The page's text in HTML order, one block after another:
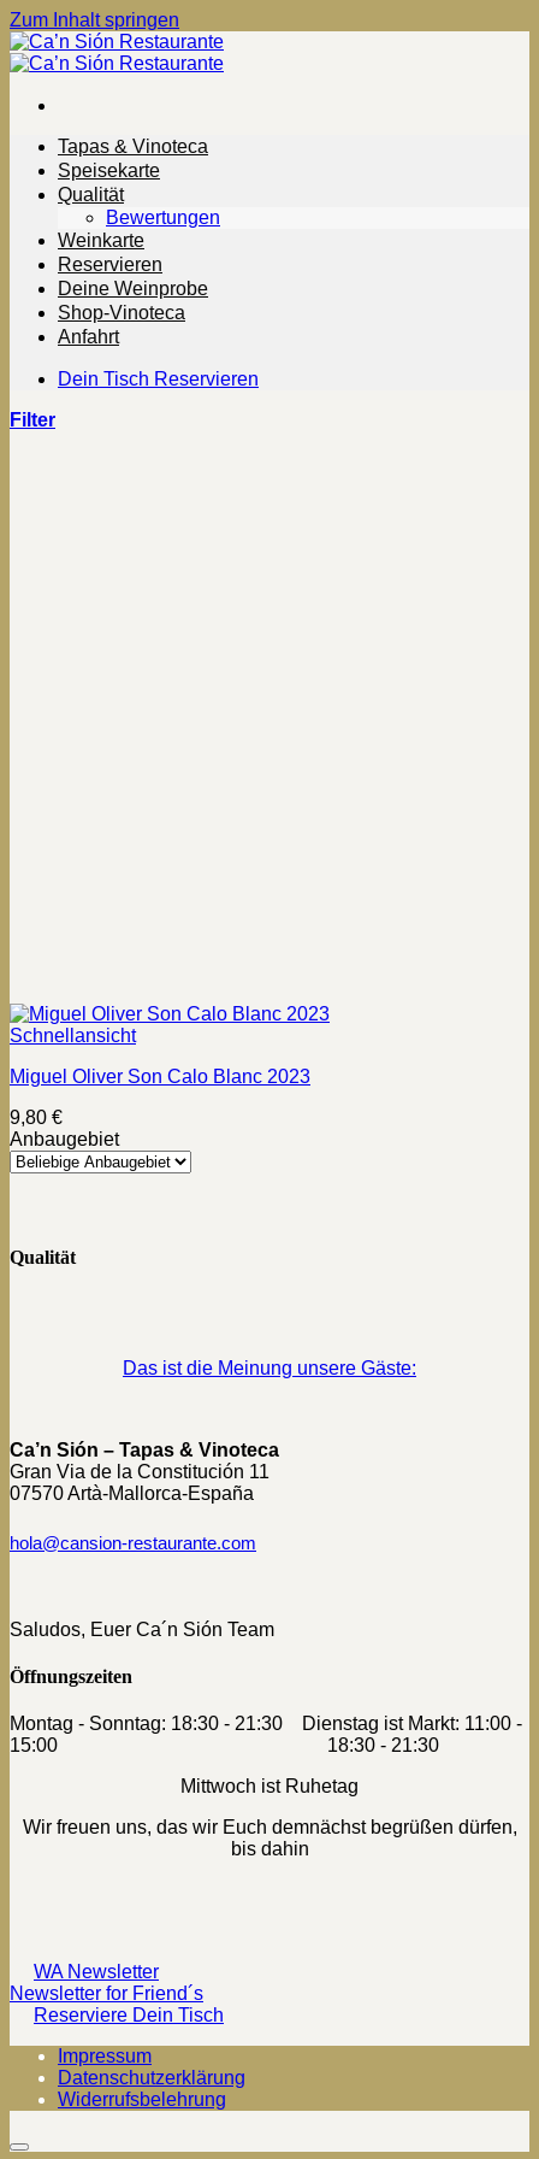
Zum Inhalt springen
Tapas & Vinoteca
Speisekarte
Qualität
Bewertungen
Weinkarte
Reservieren
Deine Weinprobe
Shop-Vinoteca
Anfahrt
Dein Tisch Reservieren
Filter
Schnellansicht
Miguel Oliver Son Calo Blanc 2023
9,80 €
Anbaugebiet
Qualität
Das ist die Meinung unsere Gäste:
Ca’n Sión – Tapas & Vinoteca
Gran Via de la Constitución 11
07570 Artà-Mallorca-España
hola@cansion-restaurante.com
Saludos, Euer Ca´n Sión Team
Öffnungszeiten
Montag - Sonntag: 18:30 - 21:30 Dienstag ist Markt: 11:00 -
15:00 18:30 - 21:30
Mittwoch ist Ruhetag
Wir freuen uns, das wir Euch demnächst begrüßen dürfen,
bis dahin
WA Newsletter
Newsletter for Friend´s
Reserviere Dein Tisch
Impressum
Datenschutzerklärung
Widerrufsbelehrung